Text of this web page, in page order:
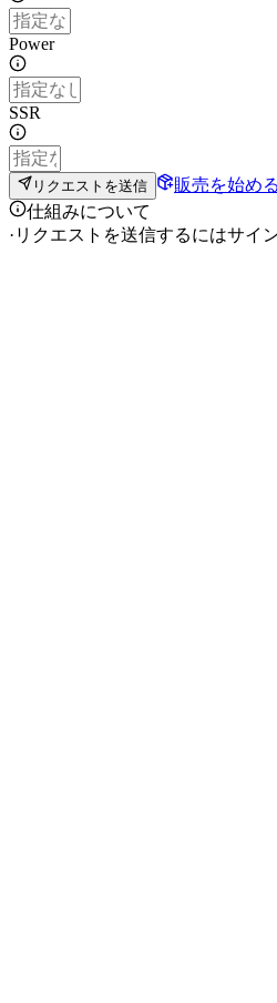
Power
SSR
リクエストを送信
販売を始める
仕組みについて
· リクエストを送信するにはサイ